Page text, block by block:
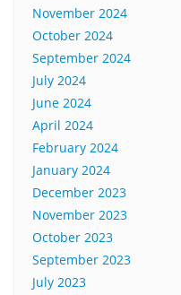
November 2024
October 2024
September 2024
July 2024
June 2024
April 2024
February 2024
January 2024
December 2023
November 2023
October 2023
September 2023
July 2023